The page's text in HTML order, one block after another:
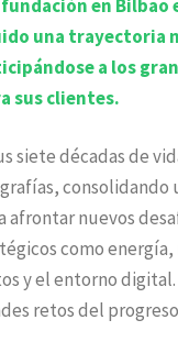
fundación en
una trayectoria
a los
sus clientes.
siete décadas de
afrontar nuevos
como
y el entorno
retos del